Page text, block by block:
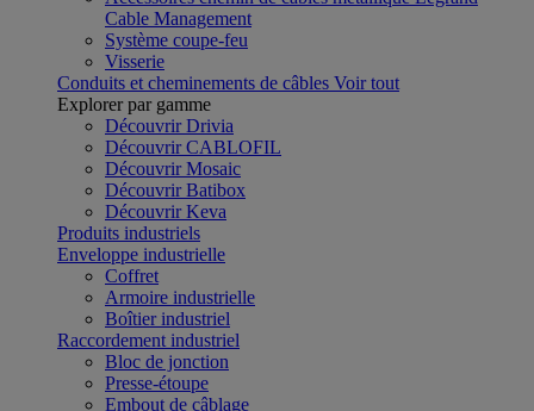
Cable Management
Système coupe-feu
Visserie
Conduits et cheminements de câbles Voir tout
Explorer par gamme
Découvrir Drivia
Découvrir CABLOFIL
Découvrir Mosaic
Découvrir Batibox
Découvrir Keva
Produits industriels
Enveloppe industrielle
Coffret
Armoire industrielle
Boîtier industriel
Raccordement industriel
Bloc de jonction
Presse-étoupe
Embout de câblage